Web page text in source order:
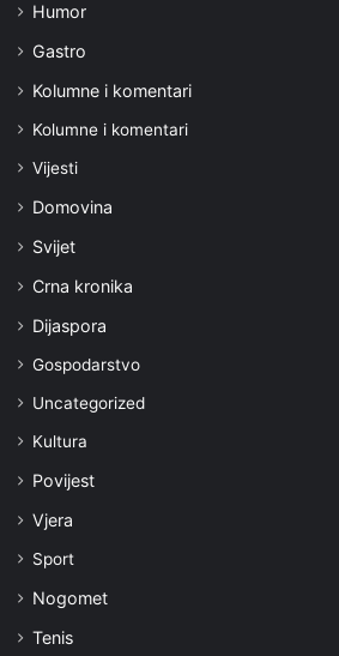
Humor
Gastro
Kolumne i komentari
Kolumne i komentari
Vijesti
Domovina
Svijet
Crna kronika
Dijaspora
Gospodarstvo
Uncategorized
Kultura
Povijest
Vjera
Sport
Nogomet
Tenis